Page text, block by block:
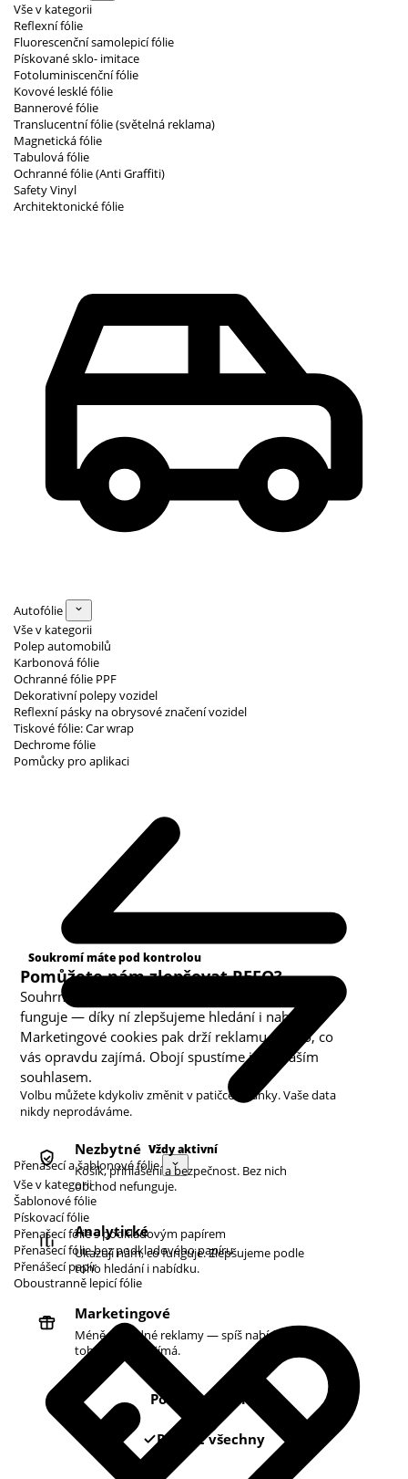
Vše v kategorii
Reflexní fólie
Fluorescenční samolepicí fólie
Pískované sklo- imitace
Fotoluminiscenční fólie
Kovové lesklé fólie
Bannerové fólie
Translucentní fólie (světelná reklama)
Magnetická fólie
Tabulová fólie
Ochranné fólie (Anti Graffiti)
Safety Vinyl
Architektonické fólie
Autofólie
Vše v kategorii
Polep automobilů
Karbonová fólie
Ochranné fólie PPF
Dekorativní polepy vozidel
Reflexní pásky na obrysové značení vozidel
Tiskové fólie: Car wrap
Dechrome fólie
Pomůcky pro aplikaci
Přenášecí a šablonové fólie
Vše v kategorii
Šablonové fólie
Pískovací fólie
Přenašecí fólie s podkladovým papírem
Přenašecí fólie bez podkladového papíru
Přenášecí papír
Oboustranně lepicí fólie
Soukromí máte pod kontrolou
Pomůžete nám zlepšovat REFO?
Souhrnná analytika nám ukazuje, co v obchodě
funguje — díky ní zlepšujeme hledání i nabídku.
Marketingové cookies pak drží reklamu u toho, co
vás opravdu zajímá. Obojí spustíme jen s vaším
souhlasem.
Volbu můžete kdykoliv změnit v patičce stránky. Vaše data
nikdy neprodáváme.
Kategorie cookies
Nezbytné Vždy aktivní
Košík, přihlášení a bezpečnost. Bez nich
obchod nefunguje.
Analytické
Ukazují nám, co funguje. Zlepšujeme podle
toho hledání i nabídku.
Marketingové
Méně náhodné reklamy — spíš nabídky podle
toho, co vás zajímá.
Pouze nezbytné
Povolit všechny